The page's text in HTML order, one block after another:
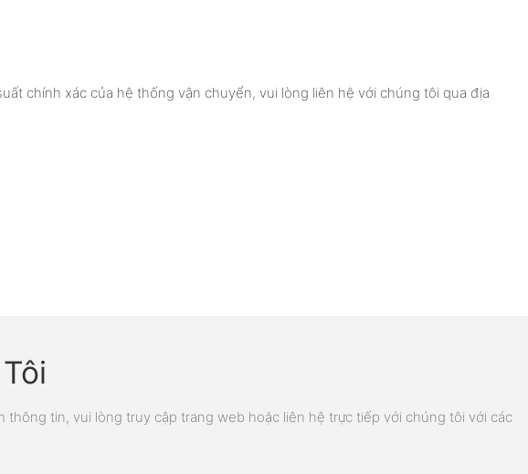
chính xác của hệ thống vận chuyển, vui lòng liên hệ với chúng tôi qua địa
tin, vui lòng truy cập trang web hoặc liên hệ trực tiếp với chúng tôi với các